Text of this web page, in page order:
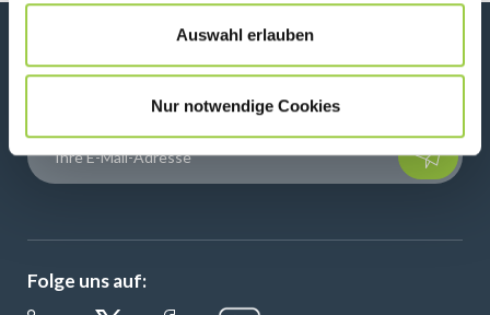
Auswahl erlauben
Nur notwendige Cookies
Bleiben Sie mit unserem Newsletter in Verbindung!
Please leave
Folge uns auf: